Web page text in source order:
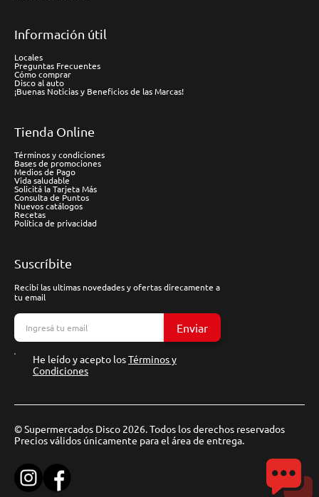
Información útil
Locales
Preguntas Frecuentes
Cómo comprar
Disco al auto
¡Buenas Noticias y Beneficios de las Marcas!
Tienda Online
Términos y condiciones
Bases de promociones
Medios de Pago
Vida saludable
Solicitá la Tarjeta Más
Consulta de Puntos
Nuevos catálogos
Recetas
Política de privacidad
Suscríbite
Recibí las ultimas novedades y ofertas direcamente a
tu email
Enviar
He leído y acepto losTérminos y
Condiciones
© Supermercados Disco 2026. Todos los derechos reservados
Precios válidos únicamente para el área de entrega.